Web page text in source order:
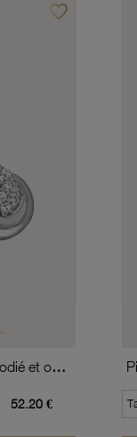
favorite_borderAjouter à vos
Boucles d'oreilles en argent rhodié et oxydes de zirconium
52.20 €